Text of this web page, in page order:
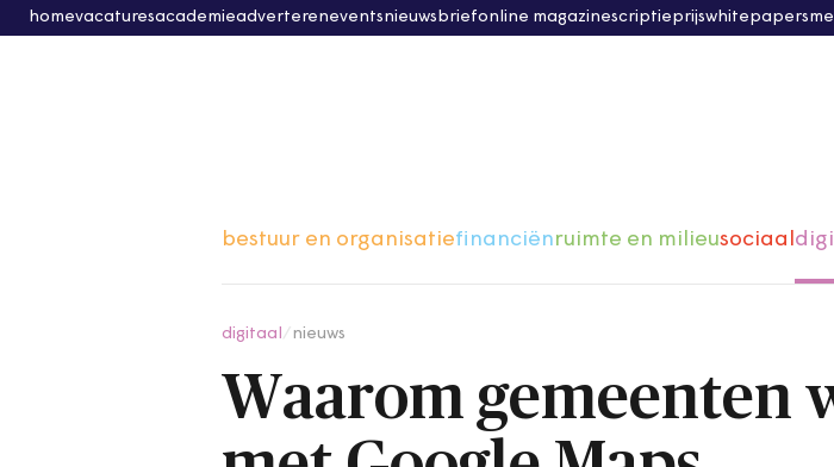
homevacaturesacademieadvertereneventsnieuwsbriefonline magazinescriptieprijswhitepapers
bestuur en organisatiefinanciënruimte en milieusociaal
digitaal nieuws
Waarom gemeenten